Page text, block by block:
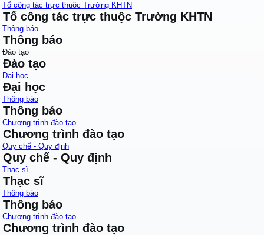
Tổ công tác trực thuộc Trường KHTN
Tổ công tác trực thuộc Trường KHTN
Thông báo
Thông báo
Đào tạo
Đào tạo
Đại học
Đại học
Thông báo
Thông báo
Chương trình đào tạo
Chương trình đào tạo
Quy chế - Quy định
Quy chế - Quy định
Thạc sĩ
Thạc sĩ
Thông báo
Thông báo
Chương trình đào tạo
Chương trình đào tạo